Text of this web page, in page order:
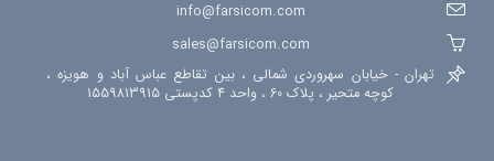
info@farsicom.com
sales@farsicom.com
تهران - خیابان سهروردی شمالی ، بین تقاطع عباس آباد و هویزه ،
کوچه متحیر ، پلاک 60 ، واحد 4 کدپستی 1559813915